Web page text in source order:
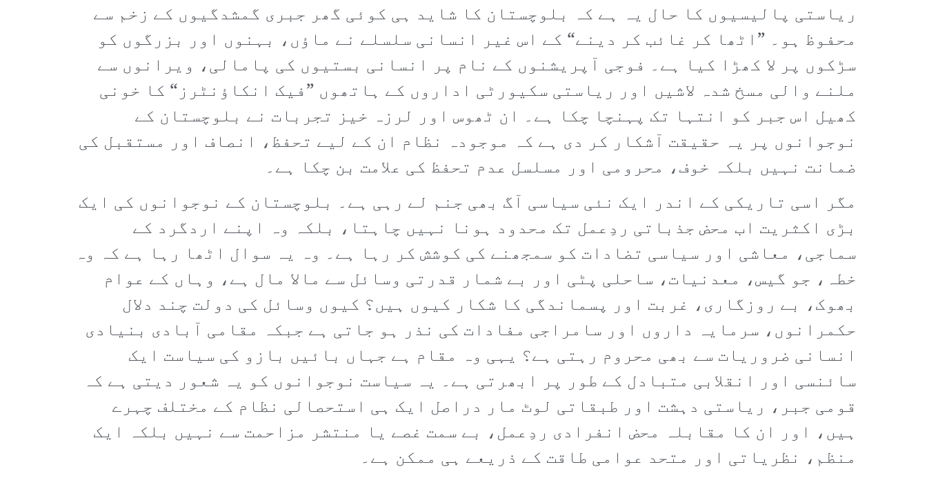
ریاستی پالیسیوں کا حال یہ ہے کہ بلوچستان کا شاید ہی کوئی گھر جبری گمشدگیوں کے زخم سے
محفوظ ہو۔ ”اٹھا کر غائب کر دینے“ کے اس غیر انسانی سلسلے نے ماؤں، بہنوں اور بزرگوں کو
سڑکوں پر لا کھڑا کیا ہے۔ فوجی آپریشنوں کے نام پر انسانی بستیوں کی پامالی، ویرانوں سے
ملنے والی مسخ شدہ لاشیں اور ریاستی سکیورٹی اداروں کے ہاتھوں ”فیک انکاؤنٹرز“ کا خونی
کھیل اس جبر کو انتہا تک پہنچا چکا ہے۔ ان ٹھوس اور لرزہ خیز تجربات نے بلوچستان کے
نوجوانوں پر یہ حقیقت آشکار کر دی ہے کہ موجودہ نظام ان کے لیے تحفظ، انصاف اور مستقبل کی
ضمانت نہیں بلکہ خوف، محرومی اور مسلسل عدم تحفظ کی علامت بن چکا ہے۔
مگر اسی تاریکی کے اندر ایک نئی سیاسی آگ بھی جنم لے رہی ہے۔ بلوچستان کے نوجوانوں کی ایک
بڑی اکثریت اب محض جذباتی ردِعمل تک محدود ہونا نہیں چاہتا، بلکہ وہ اپنے اردگرد کے
سماجی، معاشی اور سیاسی تضادات کو سمجھنے کی کوشش کر رہا ہے۔ وہ یہ سوال اٹھا رہا ہے کہ وہ
خطہ، جو گیس، معدنیات، ساحلی پٹی اور بے شمار قدرتی وسائل سے مالا مال ہے، وہاں کے عوام
بھوک، بے روزگاری، غربت اور پسماندگی کا شکار کیوں ہیں؟ کیوں وسائل کی دولت چند دلال
حکمرانوں، سرمایہ داروں اور سامراجی مفادات کی نذر ہو جاتی ہے جبکہ مقامی آبادی بنیادی
انسانی ضروریات سے بھی محروم رہتی ہے؟ یہی وہ مقام ہے جہاں بائیں بازو کی سیاست ایک
سائنسی اور انقلابی متبادل کے طور پر ابھرتی ہے۔ یہ سیاست نوجوانوں کو یہ شعور دیتی ہے کہ
قومی جبر، ریاستی دہشت اور طبقاتی لوٹ مار دراصل ایک ہی استحصالی نظام کے مختلف چہرے
ہیں، اور ان کا مقابلہ محض انفرادی ردِعمل، بے سمت غصے یا منتشر مزاحمت سے نہیں بلکہ ایک
منظم، نظریاتی اور متحد عوامی طاقت کے ذریعے ہی ممکن ہے۔